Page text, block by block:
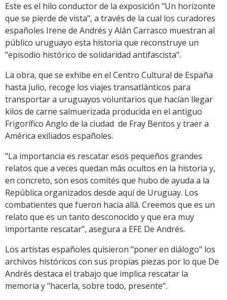
Este es el hilo conductor de la exposición "Un horizonte
que se pierde de vista", a través de la cual los curadores
españoles Irene de Andrés y Alán Carrasco muestran al
público uruguayo esta historia que reconstruye un
"episodio histórico de solidaridad antifascista".
La obra, que se exhibe en el Centro Cultural de España
hasta julio, recoge los viajes transatlánticos para
transportar a uruguayos voluntarios que hacían llegar
kilos de carne salmuerizada producida en el antiguo
Frigorífico Anglo de la ciudad de Fray Bentos y traer a
América exiliados españoles.
"La importancia es rescatar esos pequeños grandes
relatos que a veces quedan más ocultos en la historia y,
en concreto, son esos comités que hubo de ayuda a la
República organizados desde aquí de Uruguay. Los
combatientes que fueron hacia allá. Creemos que es un
relato que es un tanto desconocido y que era muy
importante rescatar", asegura a EFE De Andrés.
Los artistas españoles quisieron "poner en diálogo" los
archivos históricos con sus propias piezas por lo que De
Andrés destaca el trabajo que implica rescatar la
memoria y "hacerla, sobre todo, presente".